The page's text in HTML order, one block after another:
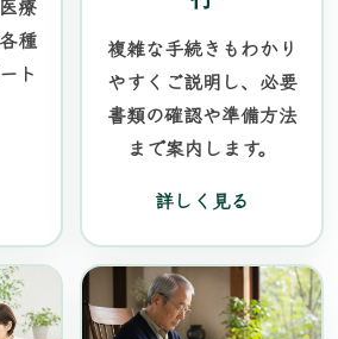
療
種
ト
複雑な手続きもわかり
やすくご説明し、必要
書類の確認や準備方法
まで案内します。
詳しく見る